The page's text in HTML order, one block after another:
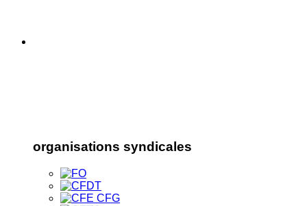
organisations syndicales